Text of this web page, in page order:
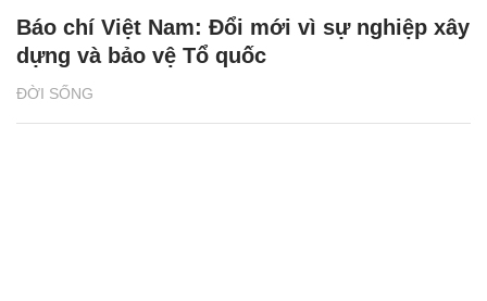
ĐỜI SỐNG
Báo chí Việt Nam: Đổi mới vì sự nghiệp xây
dựng và bảo vệ Tổ quốc